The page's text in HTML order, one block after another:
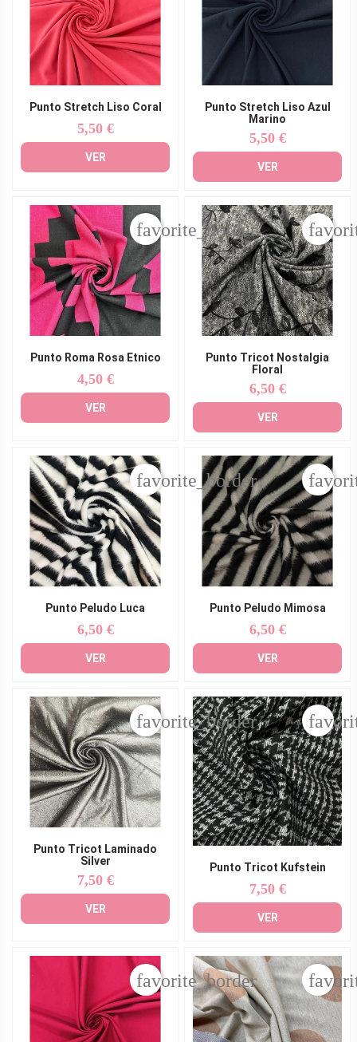
Punto Stretch Liso Coral
Precio
5,50 €
VER
Punto Stretch Liso Azul
Marino
Precio
5,50 €
VER
Punto Roma Rosa Etnico
Precio
4,50 €
VER
favorite_border
Punto Tricot Nostalgia
Floral
Precio
6,50 €
VER
Punto Peludo Luca
Precio
6,50 €
VER
favorite_border
Punto Peludo Mimosa
Precio
6,50 €
VER
Punto Tricot Laminado
Silver
Precio
7,50 €
VER
favorite_border
Punto Tricot Kufstein
Precio
7,50 €
VER
favorite_border